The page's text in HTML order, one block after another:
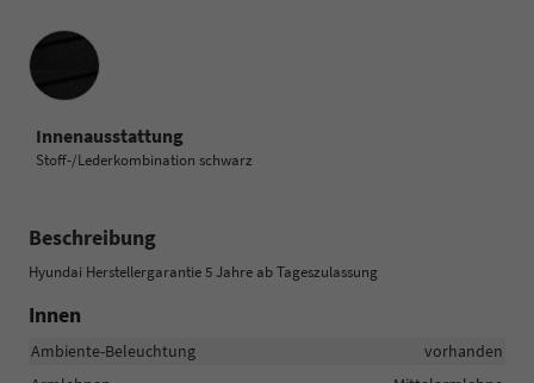
Innenausstattung
Innenausstattung
Stoff-/Lederkombination schwarz
Beschreibung
Hyundai Herstellergarantie 5 Jahre ab Tageszulassung
Innen
Ambiente-Beleuchtung
vorhanden